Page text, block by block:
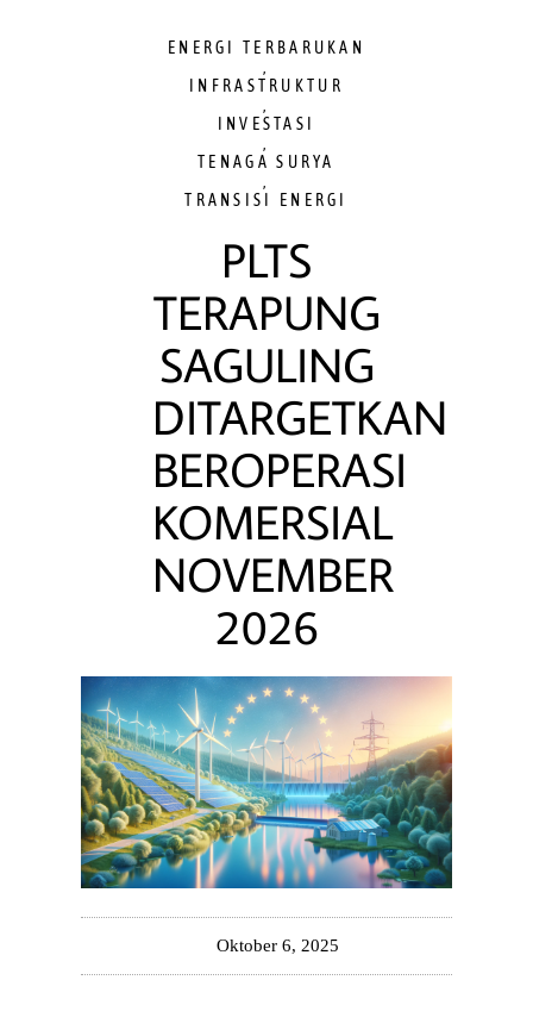
ENERGI TERBARUKAN
INFRASTRUKTUR
INVESTASI
TENAGA SURYA
TRANSISI ENERGI
PLTS
TERAPUNG
SAGULING
DITARGETKAN
BEROPERASI
KOMERSIAL
NOVEMBER
2026
Oktober 6, 2025